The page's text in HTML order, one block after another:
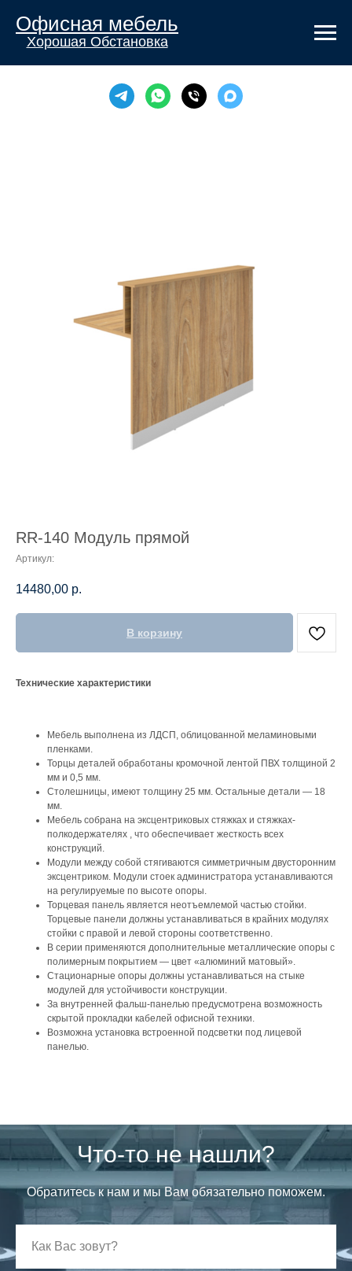
Офисная мебель
Хорошая Обстановка
RR-140 Модуль прямой
Артикул:
14480,00 р.
В корзину
Технические характеристики
Мебель выполнена из ЛДСП, облицованной меламиновыми
пленками.
Торцы деталей обработаны кромочной лентой ПВХ толщиной 2
мм и 0,5 мм.
Столешницы, имеют толщину 25 мм. Остальные детали — 18
мм.
Мебель собрана на эксцентриковых стяжках и стяжках-
полкодержателях , что обеспечивает жесткость всех
конструкций.
Модули между собой стягиваются симметричным двусторонним
эксцентриком. Модули стоек администратора устанавливаются
на регулируемые по высоте опоры.
Торцевая панель является неотъемлемой частью стойки.
Торцевые панели должны устанавливаться в крайних модулях
стойки с правой и левой стороны соответственно.
В серии применяются дополнительные металлические опоры с
полимерным покрытием — цвет «алюминий матовый».
Стационарные опоры должны устанавливаться на стыке
модулей для устойчивости конструкции.
За внутренней фальш-панелью предусмотрена возможность
скрытой прокладки кабелей офисной техники.
Возможна установка встроенной подсветки под лицевой
панелью.
Что-то не нашли?
Обратитесь к нам и мы Вам обязательно поможем.